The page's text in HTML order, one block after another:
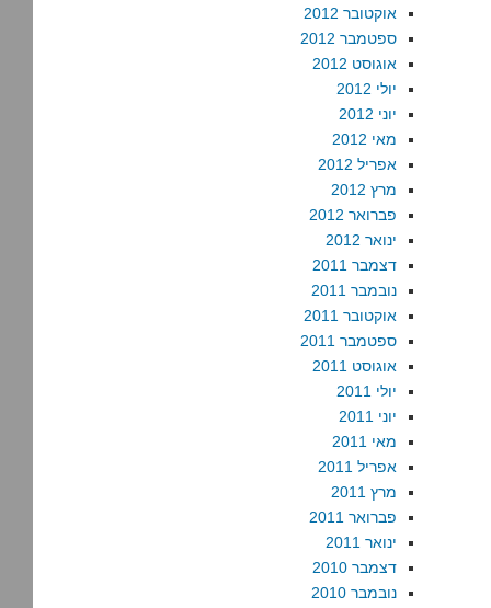
אוקטובר 2012
ספטמבר 2012
אוגוסט 2012
יולי 2012
יוני 2012
מאי 2012
אפריל 2012
מרץ 2012
פברואר 2012
ינואר 2012
דצמבר 2011
נובמבר 2011
אוקטובר 2011
ספטמבר 2011
אוגוסט 2011
יולי 2011
יוני 2011
מאי 2011
אפריל 2011
מרץ 2011
פברואר 2011
ינואר 2011
דצמבר 2010
נובמבר 2010